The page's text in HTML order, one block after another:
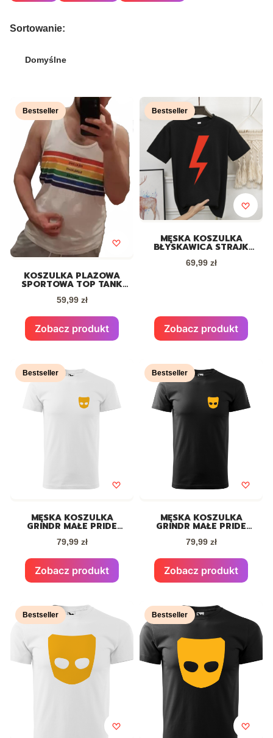
Lista produktów
Sortowanie:
Domyślne
Bestseller
KOSZULKA PLAŻOWA
SPORTOWA TOP TANK
Cena
59,99 zł
Zobacz produkt
Bestseller
MĘSKA KOSZULKA
BŁYSKAWICA STRAJK
Cena
69,99 zł
Zobacz produkt
Bestseller
MĘSKA KOSZULKA
GRINDR MAŁE PRIDE
Cena
79,99 zł
Zobacz produkt
Bestseller
MĘSKA KOSZULKA
GRINDR MAŁE PRIDE
Cena
79,99 zł
Zobacz produkt
Bestseller Bestseller